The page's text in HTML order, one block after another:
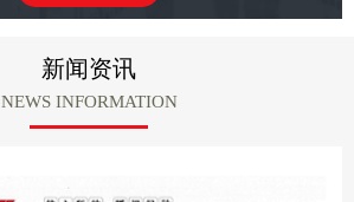
新闻资讯
NEWS INFORMATION